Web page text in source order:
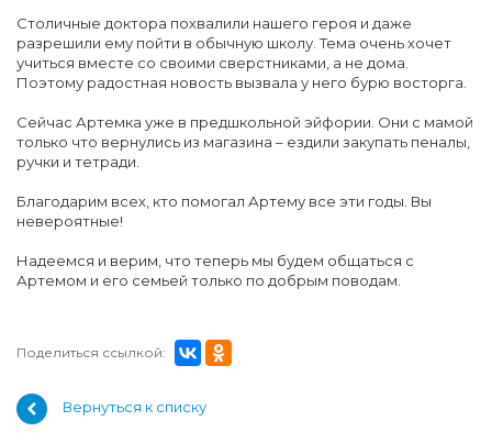
Столичные доктора похвалили нашего героя и даже
разрешили ему пойти в обычную школу. Тема очень хочет
учиться вместе со своими сверстниками, а не дома.
Поэтому радостная новость вызвала у него бурю восторга.
Сейчас Артемка уже в предшкольной эйфории. Они с мамой
только что вернулись из магазина – ездили закупать пеналы,
ручки и тетради.
Благодарим всех, кто помогал Артему все эти годы. Вы
невероятные!
Надеемся и верим, что теперь мы будем общаться с
Артемом и его семьей только по добрым поводам.
Поделиться ссылкой:
Вернуться к списку